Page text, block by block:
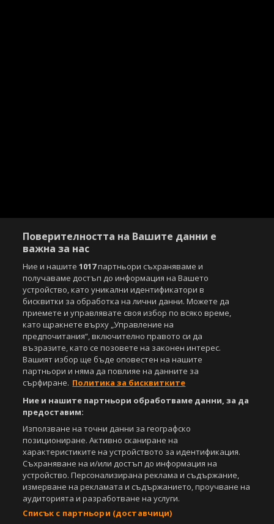
Поверителността на Вашите данни е
важна за нас
Ние и нашите1017партньори съхраняваме и
получаваме достъп до информация на Вашето
устройство, като уникални идентификатори в
бисквитки за обработка на лични данни. Можете да
приемете и управлявате своя избор по всяко време,
като щракнете върху „Управление на
предпочитания“, включително правото си да
възразите, като се позовете на законен интерес.
Вашият избор ще бъде оповестен на нашите
партньори и няма да повлияе на данните за
сърфиране. Политика за бисквитките
Ние и нашите партньори обработваме данни, за да
предоставим:
Използване на точни данни за географско
позициониране. Активно сканиране на
характеристиките на устройството за идентификация.
Съхраняване на и/или достъп до информация на
устройство. Персонализирана реклама и съдържание,
измерване на рекламата и съдържанието, проучване на
аудиторията и разработване на услуги.
Списък с партньори (доставчици)